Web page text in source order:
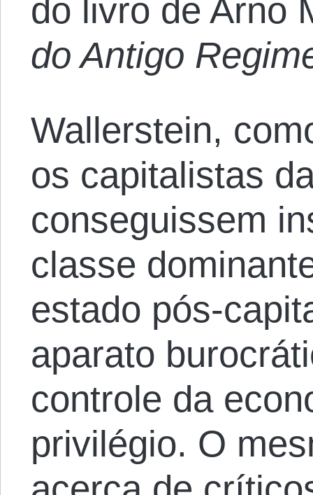
do livro de Arno
do Antigo
Wallerstein,
os capitalistas
conseguissem
classe
estado pós-
aparato
controle da
privilégio. O